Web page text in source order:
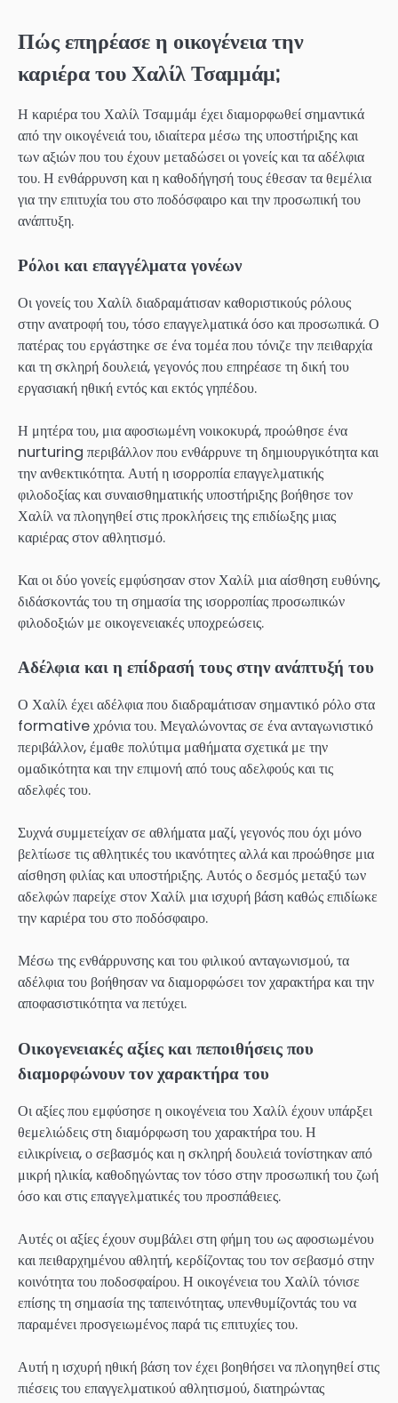
Πώς επηρέασε η οικογένεια την
καριέρα του Χαλίλ Τσαμμάμ;
Η καριέρα του Χαλίλ Τσαμμάμ έχει διαμορφωθεί σημαντικά
από την οικογένειά του, ιδιαίτερα μέσω της υποστήριξης και
των αξιών που του έχουν μεταδώσει οι γονείς και τα αδέλφια
του. Η ενθάρρυνση και η καθοδήγησή τους έθεσαν τα θεμέλια
για την επιτυχία του στο ποδόσφαιρο και την προσωπική του
ανάπτυξη.
Ρόλοι και επαγγέλματα γονέων
Οι γονείς του Χαλίλ διαδραμάτισαν καθοριστικούς ρόλους
στην ανατροφή του, τόσο επαγγελματικά όσο και προσωπικά. Ο
πατέρας του εργάστηκε σε ένα τομέα που τόνιζε την πειθαρχία
και τη σκληρή δουλειά, γεγονός που επηρέασε τη δική του
εργασιακή ηθική εντός και εκτός γηπέδου.
Η μητέρα του, μια αφοσιωμένη νοικοκυρά, προώθησε ένα
nurturing περιβάλλον που ενθάρρυνε τη δημιουργικότητα και
την ανθεκτικότητα. Αυτή η ισορροπία επαγγελματικής
φιλοδοξίας και συναισθηματικής υποστήριξης βοήθησε τον
Χαλίλ να πλοηγηθεί στις προκλήσεις της επιδίωξης μιας
καριέρας στον αθλητισμό.
Και οι δύο γονείς εμφύσησαν στον Χαλίλ μια αίσθηση ευθύνης,
διδάσκοντάς του τη σημασία της ισορροπίας προσωπικών
φιλοδοξιών με οικογενειακές υποχρεώσεις.
Αδέλφια και η επίδρασή τους στην ανάπτυξή του
Ο Χαλίλ έχει αδέλφια που διαδραμάτισαν σημαντικό ρόλο στα
formative χρόνια του. Μεγαλώνοντας σε ένα ανταγωνιστικό
περιβάλλον, έμαθε πολύτιμα μαθήματα σχετικά με την
ομαδικότητα και την επιμονή από τους αδελφούς και τις
αδελφές του.
Συχνά συμμετείχαν σε αθλήματα μαζί, γεγονός που όχι μόνο
βελτίωσε τις αθλητικές του ικανότητες αλλά και προώθησε μια
αίσθηση φιλίας και υποστήριξης. Αυτός ο δεσμός μεταξύ των
αδελφών παρείχε στον Χαλίλ μια ισχυρή βάση καθώς επιδίωκε
την καριέρα του στο ποδόσφαιρο.
Μέσω της ενθάρρυνσης και του φιλικού ανταγωνισμού, τα
αδέλφια του βοήθησαν να διαμορφώσει τον χαρακτήρα και την
αποφασιστικότητα να πετύχει.
Οικογενειακές αξίες και πεποιθήσεις που
διαμορφώνουν τον χαρακτήρα του
Οι αξίες που εμφύσησε η οικογένεια του Χαλίλ έχουν υπάρξει
θεμελιώδεις στη διαμόρφωση του χαρακτήρα του. Η
ειλικρίνεια, ο σεβασμός και η σκληρή δουλειά τονίστηκαν από
μικρή ηλικία, καθοδηγώντας τον τόσο στην προσωπική του ζωή
όσο και στις επαγγελματικές του προσπάθειες.
Αυτές οι αξίες έχουν συμβάλει στη φήμη του ως αφοσιωμένου
και πειθαρχημένου αθλητή, κερδίζοντας του τον σεβασμό στην
κοινότητα του ποδοσφαίρου. Η οικογένεια του Χαλίλ τόνισε
επίσης τη σημασία της ταπεινότητας, υπενθυμίζοντάς του να
παραμένει προσγειωμένος παρά τις επιτυχίες του.
Αυτή η ισχυρή ηθική βάση τον έχει βοηθήσει να πλοηγηθεί στις
πιέσεις του επαγγελματικού αθλητισμού, διατηρώντας